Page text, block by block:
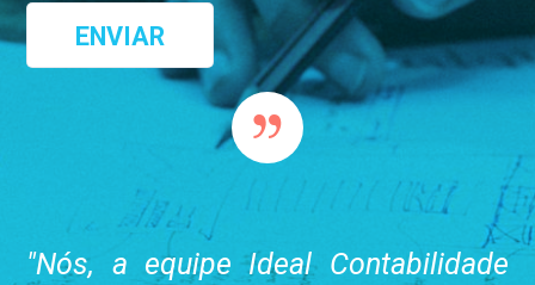
"Nós, a equipe Ideal Contabilidade